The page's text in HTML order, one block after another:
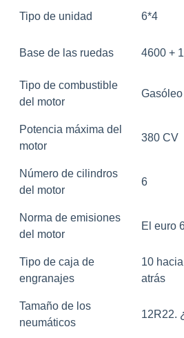
Tipo de unidad 6*4
Base de las ruedas 4600 +
Tipo de combustible
del motor
Gasóleo
Potencia máxima del
motor
380 CV
Número de cilindros
del motor
6
Norma de emisiones
del motor
El euro
Tipo de caja de
engranajes
10
atrás
Tamaño de los
neumáticos
12R22.